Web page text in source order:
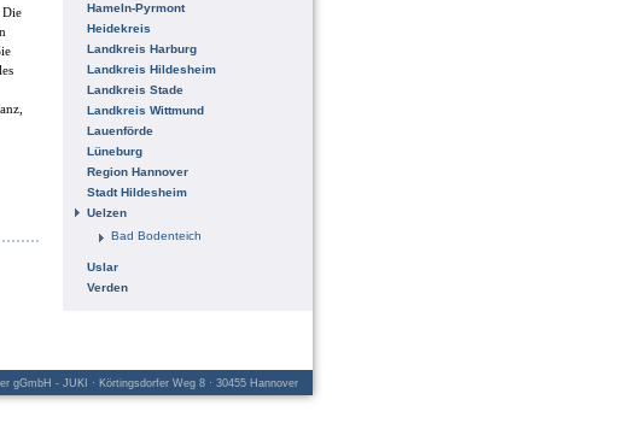
Die
Hameln-Pyrmont
Heidekreis
Landkreis Harburg
Landkreis Hildesheim
Landkreis Stade
Landkreis Wittmund
Lauenförde
Lüneburg
Region Hannover
Stadt Hildesheim
Uelzen
Bad Bodenteich
Uslar
Verden
gGmbH - JUKI · Körtingsdorfer Weg 8 · 30455 Hannover